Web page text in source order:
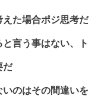
た場合ポジ思考だ
言う事はない、ト
だ
いのはその間違いを